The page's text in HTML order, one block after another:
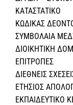
ΚΑΤΑΣΤΑΤΙΚΟ
ΚΩΔΙΚΑΣ
ΣΥΜΒΟΛΑΙΑ
ΔΙΟΙΚΗΤΙΚΗ
ΕΠΙΤΡΟΠΕΣ
ΔΙΕΘΝΕΙΣ
ΕΤΗΣΙΟΣ
ΕΚΠΑΙΔΕΥΤΙΚΟ